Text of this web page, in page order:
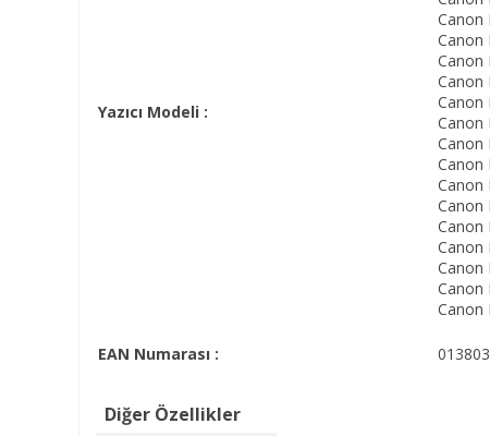
Yazıcı Modeli :
Canon
Canon
Canon
Canon
Canon
Canon
Canon
Canon
Canon
Canon
Canon
Canon
Canon
Canon
Canon
EAN Numarası :
Diğer Özellikler